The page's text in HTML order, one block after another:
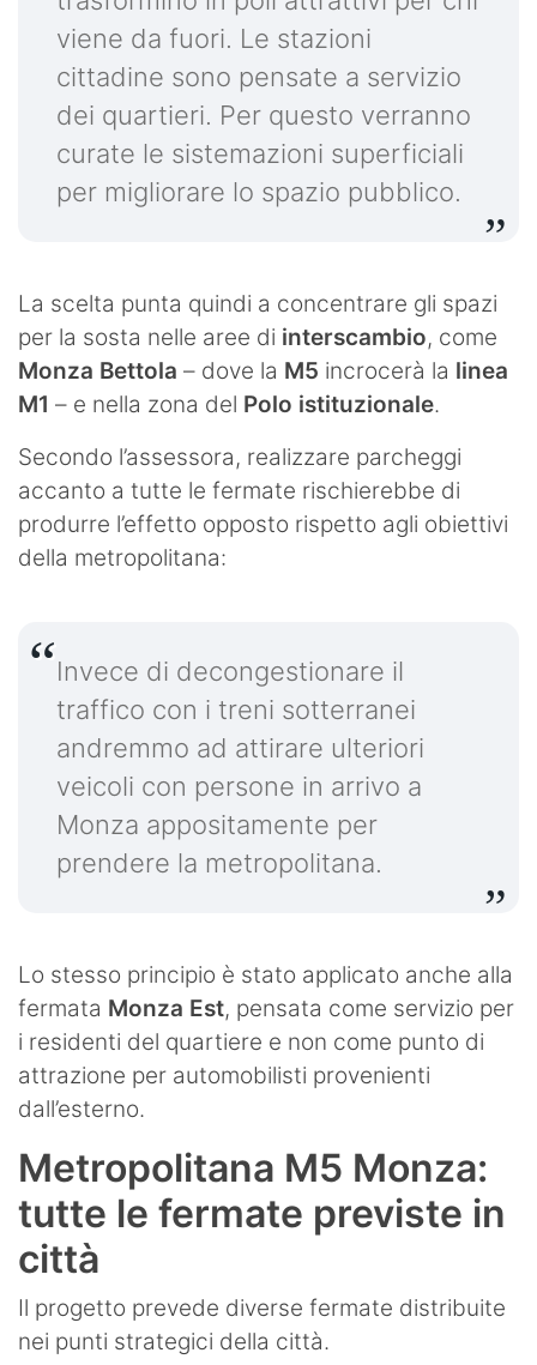
viene da fuori. Le stazioni
cittadine sono pensate a servizio
dei quartieri. Per questo verranno
curate le sistemazioni superficiali
per migliorare lo spazio pubblico.
La scelta punta quindi a concentrare gli spazi
per la sosta nelle aree di interscambio, come
Monza Bettola – dove la M5 incrocerà la linea
M1 – e nella zona del Polo istituzionale.
Secondo l’assessora, realizzare parcheggi
accanto a tutte le fermate rischierebbe di
produrre l’effetto opposto rispetto agli obiettivi
della metropolitana:
Invece di decongestionare il
traffico con i treni sotterranei
andremmo ad attirare ulteriori
veicoli con persone in arrivo a
Monza appositamente per
prendere la metropolitana.
Lo stesso principio è stato applicato anche alla
fermata Monza Est, pensata come servizio per
i residenti del quartiere e non come punto di
attrazione per automobilisti provenienti
dall’esterno.
Metropolitana M5 Monza:
tutte le fermate previste in
città
Il progetto prevede diverse fermate distribuite
nei punti strategici della città.